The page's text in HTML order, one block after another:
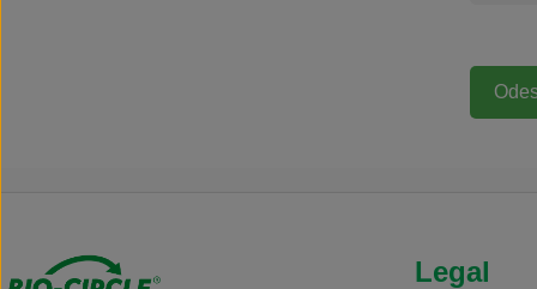
Legal